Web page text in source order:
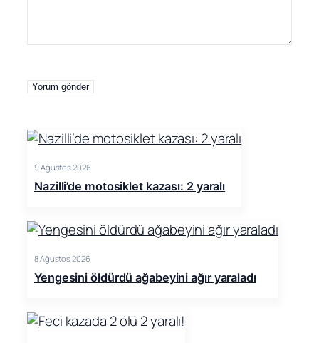
9 Ağustos 2026
Nazilli’de motosiklet kazası: 2 yaralı
8 Ağustos 2026
Yengesini öldürdü ağabeyini ağır yaraladı